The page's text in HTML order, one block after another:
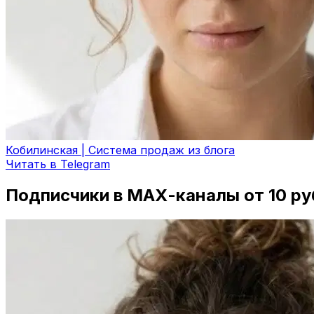
Кобилинская | Система продаж из блога
Читать в Telegram
Подписчики в МАХ-каналы от 10